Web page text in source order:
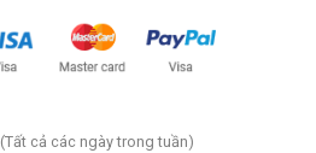
(Tất cả các ngày trong tuần)